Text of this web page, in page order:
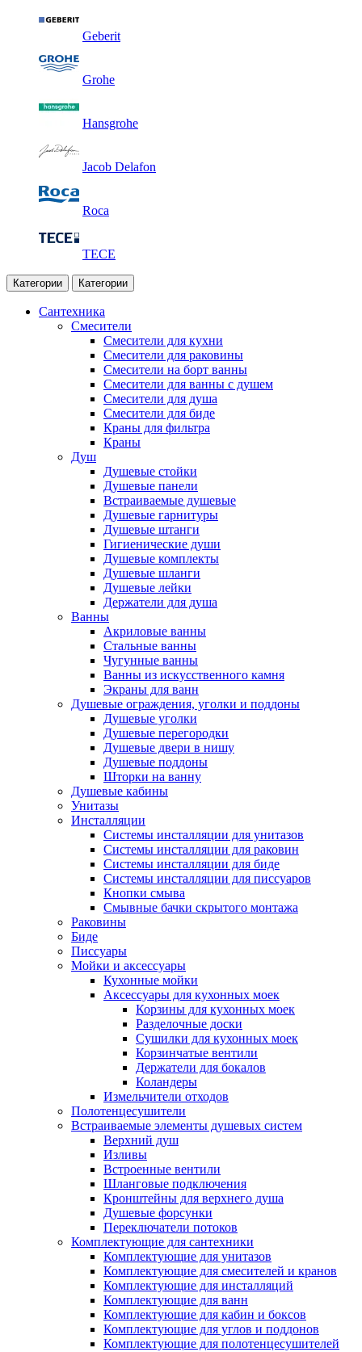
Geberit
Grohe
Hansgrohe
Jacob Delafon
Roca
TECE
Категории Категории
Сантехника
Смесители
Смесители для кухни
Смесители для раковины
Смесители на борт ванны
Смесители для ванны с душем
Смесители для душа
Смесители для биде
Краны для фильтра
Краны
Душ
Душевые стойки
Душевые панели
Встраиваемые душевые
Душевые гарнитуры
Душевые штанги
Гигиенические души
Душевые комплекты
Душевые шланги
Душевые лейки
Держатели для душа
Ванны
Акриловые ванны
Стальные ванны
Чугунные ванны
Ванны из искусственного камня
Экраны для ванн
Душевые ограждения, уголки и поддоны
Душевые уголки
Душевые перегородки
Душевые двери в нишу
Душевые поддоны
Шторки на ванну
Душевые кабины
Унитазы
Инсталляции
Системы инсталляции для унитазов
Системы инсталляции для раковин
Системы инсталляции для биде
Системы инсталляции для писсуаров
Кнопки смыва
Смывные бачки скрытого монтажа
Раковины
Биде
Писсуары
Мойки и аксессуары
Кухонные мойки
Аксессуары для кухонных моек
Корзины для кухонных моек
Разделочные доски
Сушилки для кухонных моек
Корзинчатые вентили
Держатели для бокалов
Коландеры
Измельчители отходов
Полотенцесушители
Встраиваемые элементы душевых систем
Верхний душ
Изливы
Встроенные вентили
Шланговые подключения
Кронштейны для верхнего душа
Душевые форсунки
Переключатели потоков
Комплектующие для сантехники
Комплектующие для унитазов
Комплектующие для смесителей и кранов
Комплектующие для инсталляций
Комплектующие для ванн
Комплектующие для кабин и боксов
Комплектующие для углов и поддонов
Комплектующие для полотенцесушителей